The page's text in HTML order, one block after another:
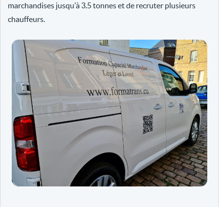
marchandises jusqu'à 3.5 tonnes et de recruter plusieurs
chauffeurs.